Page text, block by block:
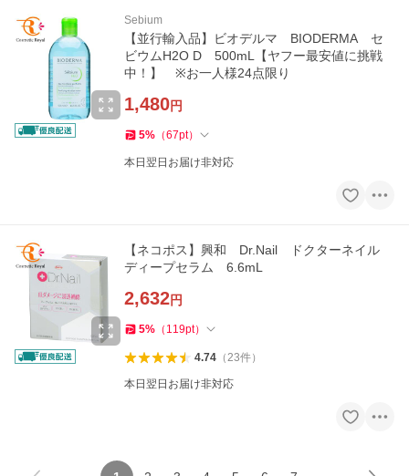
Sebium
【並行輸入品】ビオデルマ BIODERMA セ
ビウムH2O D 500mL【ヤフー最安値に挑戦
中！】 ※お一人様24点限り
1,480円
5% （67pt）
本日翌日お届け非対応
【ネコポス】興和 Dr.Nail ドクターネイル
ディープセラム 6.6mL
2,632円
5% （ 119pt）
4.74（23件）
本日翌日お届け非対応